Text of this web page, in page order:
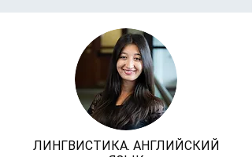
ЛИНГВИСТИКА. АНГЛИЙСКИЙ